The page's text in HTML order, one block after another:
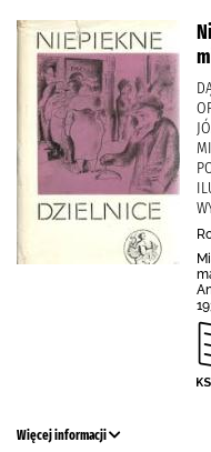
Więcej informacji